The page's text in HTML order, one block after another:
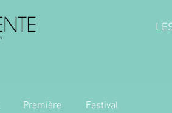
Première Festival